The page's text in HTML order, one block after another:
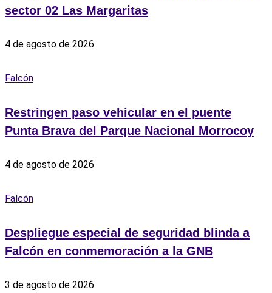
sector 02 Las Margaritas
4 de agosto de 2026
Falcón
Restringen paso vehicular en el puente
Punta Brava del Parque Nacional Morrocoy
4 de agosto de 2026
Falcón
Despliegue especial de seguridad blinda a
Falcón en conmemoración a la GNB
3 de agosto de 2026